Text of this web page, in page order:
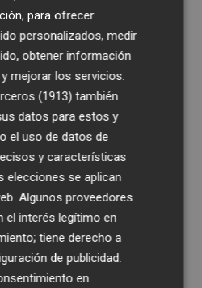
para ofrecer
personalizados, medir
obtener información
mejorar los servicios.
(1913) también
datos para estos y
el uso de datos de
y características
elecciones se aplican
Algunos proveedores
el interés legítimo en
tiene derecho a
de publicidad
en